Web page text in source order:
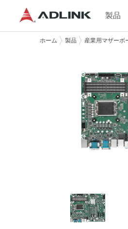
製品
ホーム 製品 産業用マザーボ